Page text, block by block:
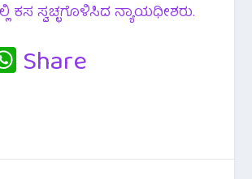
ಕಸ ಸ್ವಚ್ಛಗೊಳಿಸಿದ ನ್ಯಾಯಧೀಶರು.
W
A
Share